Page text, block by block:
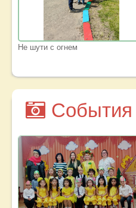
Не шути с огнем
События